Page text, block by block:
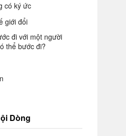
có ký ức
giới đổi
đi với một người
thể bước đi?
Dòng